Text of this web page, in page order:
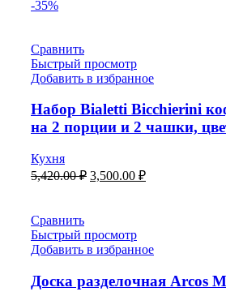
-35%
Сравнить
Быстрый просмотр
Добавить в избранное
Набор Bialetti Bicchierini
на 2 порции и 2 чашки,
Кухня
5,420.00₽ 3,500.00 ₽
Сравнить
Быстрый просмотр
Добавить в избранное
Доска разделочная Arcos